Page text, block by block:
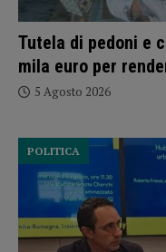
Tutela di pedoni e
mila euro per
5 Agosto 2026
POLITICA